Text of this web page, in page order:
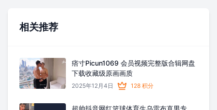
相关推荐
痞寸Picun1069 会员视频完整版合辑网盘
下载收藏级原画画质
2025年12月4日 128 积分